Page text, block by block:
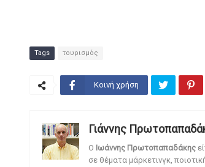
Tags τουρισμός
Κοινή χρήση
Γιάννης
O Ιωάννης Πρωτοπαπαδάκης
σε θέματα μάρκετινγκ,